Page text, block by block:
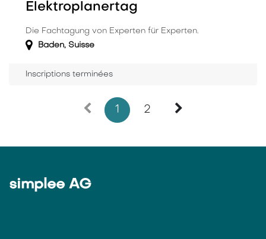
Elektroplanertag
Die Fachtagung von Experten für Experten.
Baden, Suisse
Inscriptions terminées
1 2
simplee AG